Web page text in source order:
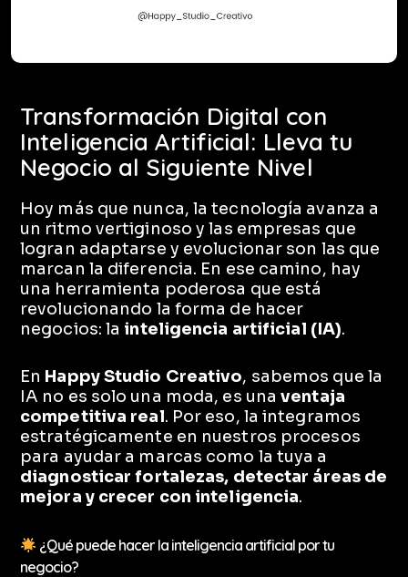
Transformación Digital con
Inteligencia Artificial: Lleva tu
Negocio al Siguiente Nivel
Hoy más que nunca, la tecnología avanza a
un ritmo vertiginoso y las empresas que
logran adaptarse y evolucionar son las que
marcan la diferencia. En ese camino, hay
una herramienta poderosa que está
revolucionando la forma de hacer
negocios: la inteligencia artificial (IA).
En Happy Studio Creativo, sabemos que la
IA no es solo una moda, es unaventaja
competitiva real. Por eso, la integramos
estratégicamente en nuestros procesos
para ayudar a marcas como la tuya a
diagnosticar fortalezas, detectar áreas de
mejora y crecer con inteligencia.
¿Qué puede hacer la inteligencia artificial por tu
negocio?